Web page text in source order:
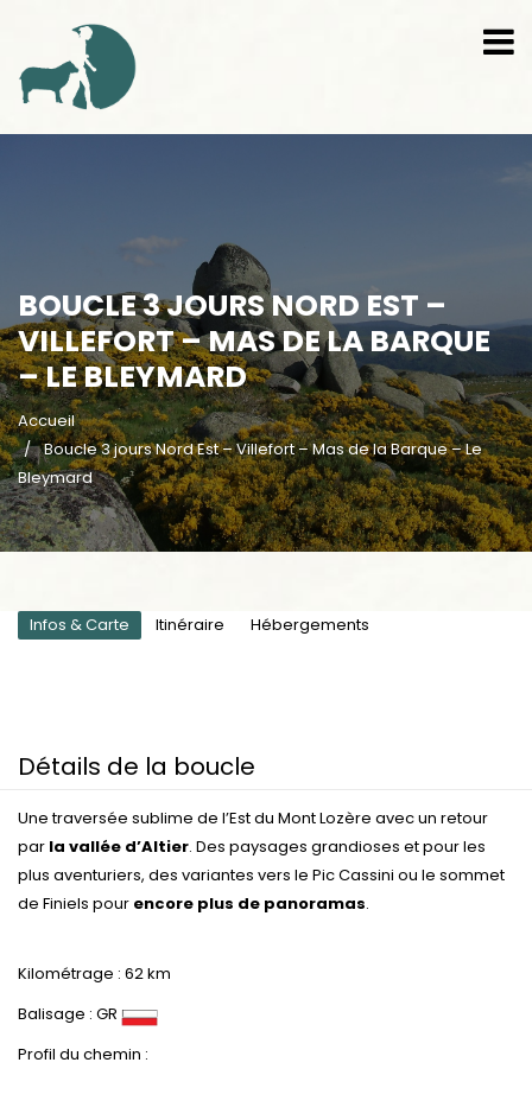
BOUCLE 3 JOURS NORD EST –
VILLEFORT – MAS DE LA BARQUE
– LE BLEYMARD
Accueil
Boucle 3 jours Nord Est – Villefort – Mas de la Barque – Le
Bleymard
Infos & Carte Itinéraire Hébergements
Détails de la boucle
Une traversée sublime de l’Est du Mont Lozère avec un retour
par la vallée d’Altier. Des paysages grandioses et pour les
plus aventuriers, des variantes vers le Pic Cassini ou le sommet
de Finiels pour encore plus de panoramas.
Kilométrage : 62 km
Balisage : GR
Profil du chemin :